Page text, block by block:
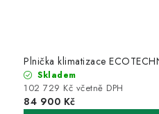
Plnička klimatizace
Skladem
102 729 Kč včetně DPH
84 900 Kč